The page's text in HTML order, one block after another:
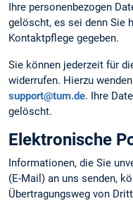
Ihre personenbezogen
gelöscht, es sei denn Sie
Kontaktpflege gegeben.
Sie können jederzeit für
widerrufen. Hierzu
support@tum.de. Ihre
gelöscht.
Elektronische
Informationen, die Sie
(E-Mail) an uns senden,
Übertragungsweg von